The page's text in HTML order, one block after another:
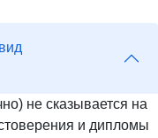
не сказывается на
и дипломы